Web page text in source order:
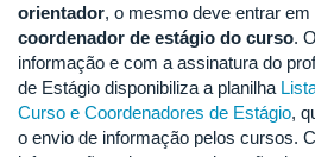
orientador, o mesmo deve entrar
coordenador de estágio do curso.
informação e com a assinatura do
de Estágio disponibiliza a planilha
Curso e Coordenadores de Estágio,
o envio de informação pelos cursos.